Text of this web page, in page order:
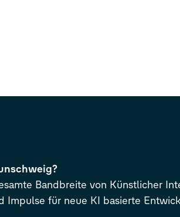
Bandbreite von Künstlicher
für neue KI basierte